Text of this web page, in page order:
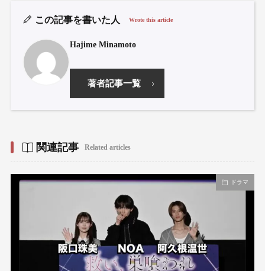
この記事を書いた人 Wrote this article
Hajime Minamoto
著者記事一覧
関連記事 Related articles
ドラマ